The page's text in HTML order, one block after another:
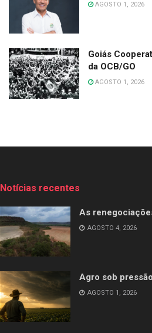
AGOSTO 1, 2026
Goiás
da OCB/GO
AGOSTO 1, 2026
Notícias recentes
As
AGOSTO 4, 2026
Agro sob pressão
AGOSTO 1, 2026